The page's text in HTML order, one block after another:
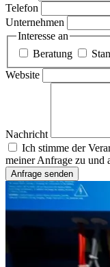
Telefon
Unternehmen
Interesse an
Beratung
Website
Nachricht
Ich stimme der
meiner Anfrage zu und
Anfrage senden